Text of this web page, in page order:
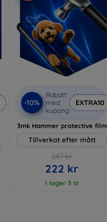
-10%
Rabatt
med
kupong
EXTRA10
3mk Hammer protective film
Tillverkat efter mått
247 kr
222 kr
I lager 3 st